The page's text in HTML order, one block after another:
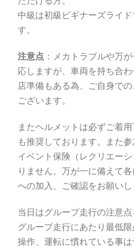
中級は初級ビギナーズライ
す。
注意点 ：メカトラブルや万
応しますが、車両を持ち合
店準備もある為、ご自身で
ございます。
またヘルメットは必ずご着
も推奨しております。また
イベント保険（レクリエー
りません。万が一に備えて
への加入、ご確認をお願いし
当日はグループ走行の注意点
グループ走行にあたり最低
操作、運転に慣れている事は